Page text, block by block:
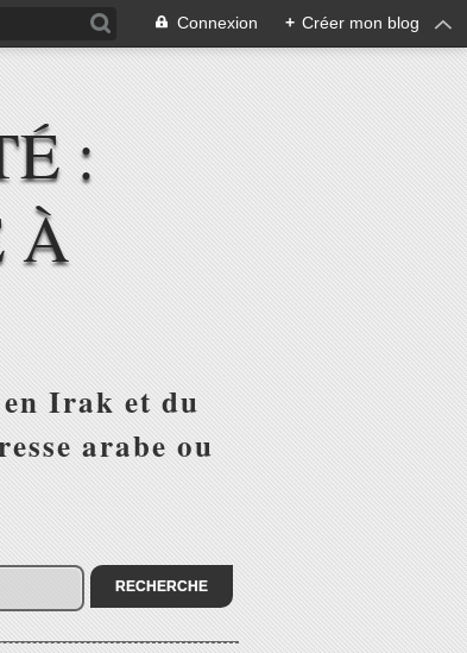
Connexion + Créer mon blog
:
À
Irak et du
arabe ou